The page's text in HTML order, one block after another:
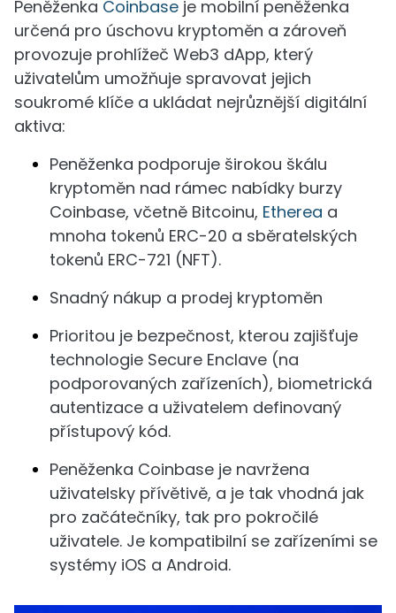
Peněženka Coinbase je mobilní peněženka
určená pro úschovu kryptoměn a zároveň
provozuje prohlížeč Web3 dApp, který
uživatelům umožňuje spravovat jejich
soukromé klíče a ukládat nejrůznější digitální
aktiva:
Peněženka podporuje širokou škálu
kryptoměn nad rámec nabídky burzy
Coinbase, včetně Bitcoinu, Etherea a
mnoha tokenů ERC-20 a sběratelských
tokenů ERC-721 (NFT).
Snadný nákup a prodej kryptoměn
Prioritou je bezpečnost, kterou zajišťuje
technologie Secure Enclave (na
podporovaných zařízeních), biometrická
autentizace a uživatelem definovaný
přístupový kód.
Peněženka Coinbase je navržena
uživatelsky přívětivě, a je tak vhodná jak
pro začátečníky, tak pro pokročilé
uživatele. Je kompatibilní se zařízeními se
systémy iOS a Android.